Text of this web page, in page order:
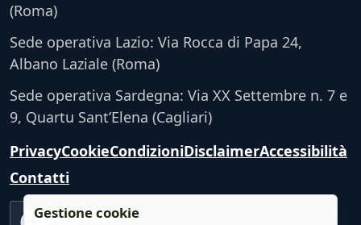
(Roma)
Sede operativa Lazio: Via Rocca di Papa 24,
Albano Laziale (Roma)
Sede operativa Sardegna: Via XX Settembre n. 7 e
9, Quartu Sant’Elena (Cagliari)
PrivacyCookieCondizioniDisclaimerAccessibilità
Contatti
Accessibilità
Gestione cookie